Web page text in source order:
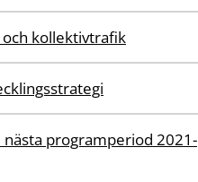
kollektivtrafik
nästa programperiod 2021-